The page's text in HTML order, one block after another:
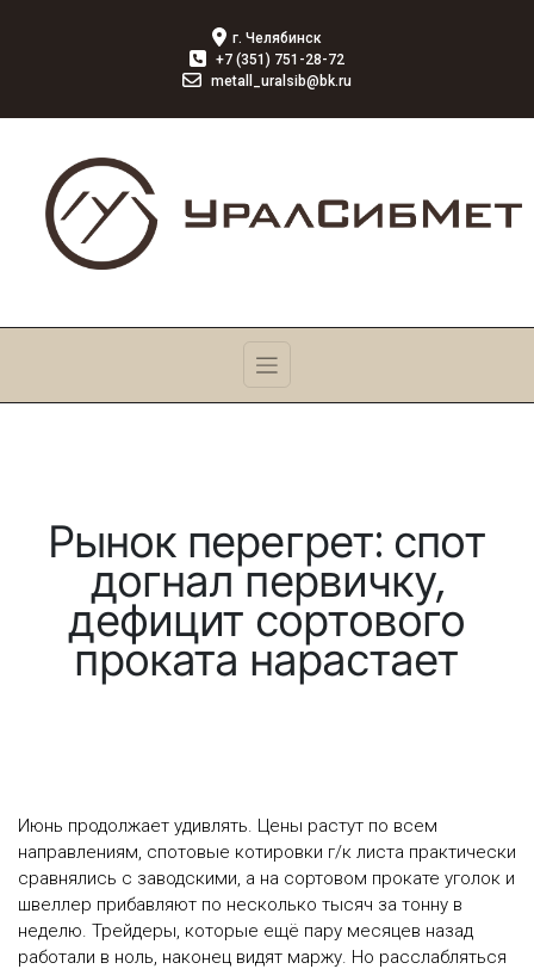
г. Челябинск
+7 (351) 751-28-72
metall_uralsib@bk.ru
Рынок перегрет: спот
догнал первичку,
дефицит сортового
проката нарастает
Июнь продолжает удивлять. Цены растут по всем
направлениям, спотовые котировки г/к листа практически
сравнялись с заводскими, а на сортовом прокате уголок и
швеллер прибавляют по несколько тысяч за тонну в
неделю. Трейдеры, которые ещё пару месяцев назад
работали в ноль, наконец видят маржу. Но расслабляться